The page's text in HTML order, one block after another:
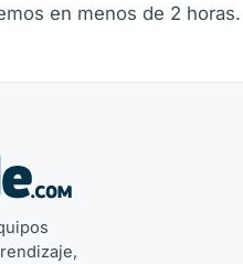
en menos de 2 horas.